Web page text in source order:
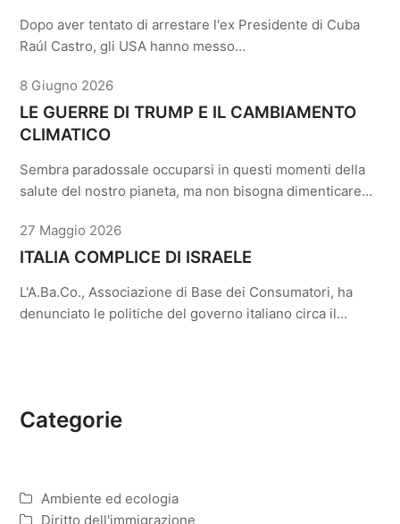
Dopo aver tentato di arrestare l'ex Presidente di Cuba
Raúl Castro, gli USA hanno messo…
8 Giugno 2026
LE GUERRE DI TRUMP E IL CAMBIAMENTO
CLIMATICO
Sembra paradossale occuparsi in questi momenti della
salute del nostro pianeta, ma non bisogna dimenticare…
27 Maggio 2026
ITALIA COMPLICE DI ISRAELE
L'A.Ba.Co., Associazione di Base dei Consumatori, ha
denunciato le politiche del governo italiano circa il…
Categorie
Ambiente ed ecologia
Diritto dell'immigrazione